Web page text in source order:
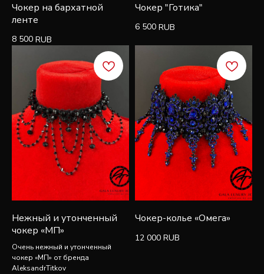
Чокер на бархатной
ленте
8 500 RUB
Чокер "Готика"
6 500 RUB
Нежный и утонченный
чокер «МП»
Очень нежный и утонченный
чокер «МП» от бренда
AleksandrTitkov
Чокер-колье «Омега»
12 000 RUB
Подписаться